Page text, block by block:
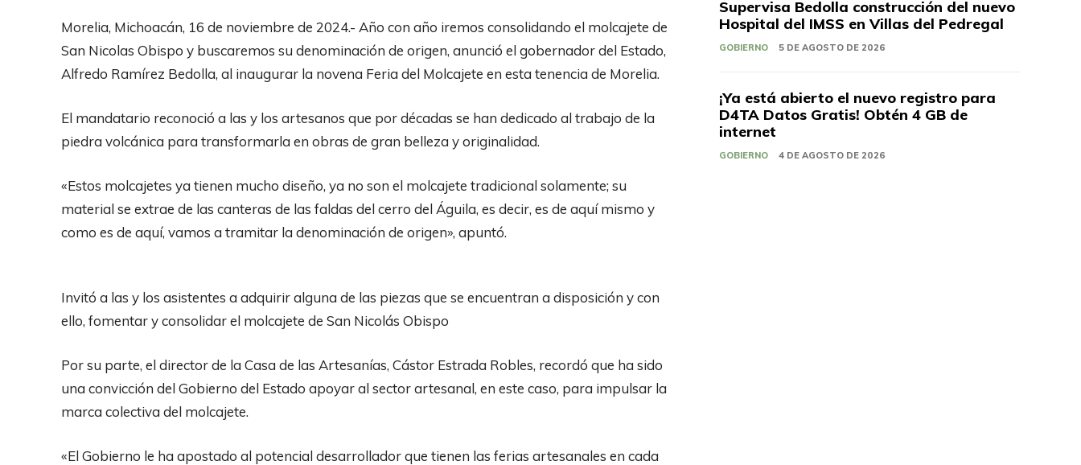
Morelia, Michoacán, 16 de noviembre de 2024.- Año con año iremos consolidando el molcajete de
San Nicolas Obispo y buscaremos su denominación de origen, anunció el gobernador del Estado,
Alfredo Ramírez Bedolla, al inaugurar la novena Feria del Molcajete en esta tenencia de Morelia.
El mandatario reconoció a las y los artesanos que por décadas se han dedicado al trabajo de la
piedra volcánica para transformarla en obras de gran belleza y originalidad.
«Estos molcajetes ya tienen mucho diseño, ya no son el molcajete tradicional solamente; su
material se extrae de las canteras de las faldas del cerro del Águila, es decir, es de aquí mismo y
como es de aquí, vamos a tramitar la denominación de origen», apuntó.
Invitó a las y los asistentes a adquirir alguna de las piezas que se encuentran a disposición y con
ello, fomentar y consolidar el molcajete de San Nicolás Obispo
Por su parte, el director de la Casa de las Artesanías, Cástor Estrada Robles, recordó que ha sido
una convicción del Gobierno del Estado apoyar al sector artesanal, en este caso, para impulsar la
marca colectiva del molcajete.
«El Gobierno le ha apostado al potencial desarrollador que tienen las ferias artesanales en cada
Supervisa Bedolla construcción del nuevo
Hospital del IMSS en Villas del Pedregal
GOBIERNO 5 DE AGOSTO DE 2026
¡Ya está abierto el nuevo registro para
D4TA Datos Gratis! Obtén 4 GB de
internet
GOBIERNO 4 DE AGOSTO DE 2026